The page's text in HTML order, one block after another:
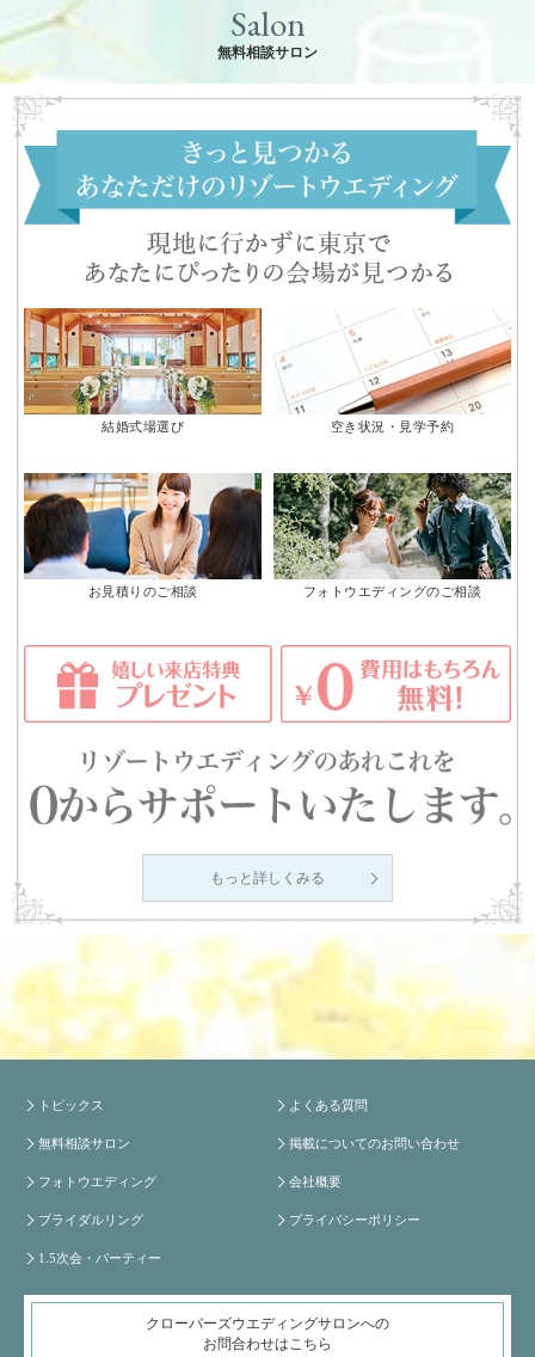
Salon
無料相談サロン
結婚式場選び 空き状況・見学予約
お見積りのご相談 フォトウエディングのご相談
もっと詳しくみる
トピックス
無料相談サロン
フォトウエディング
ブライダルリング
1.5次会・パーティー
よくある質問
掲載についてのお問い合わせ
会社概要
プライバシーポリシー
クローバーズウエディングサロンへの
お問合わせはこちら